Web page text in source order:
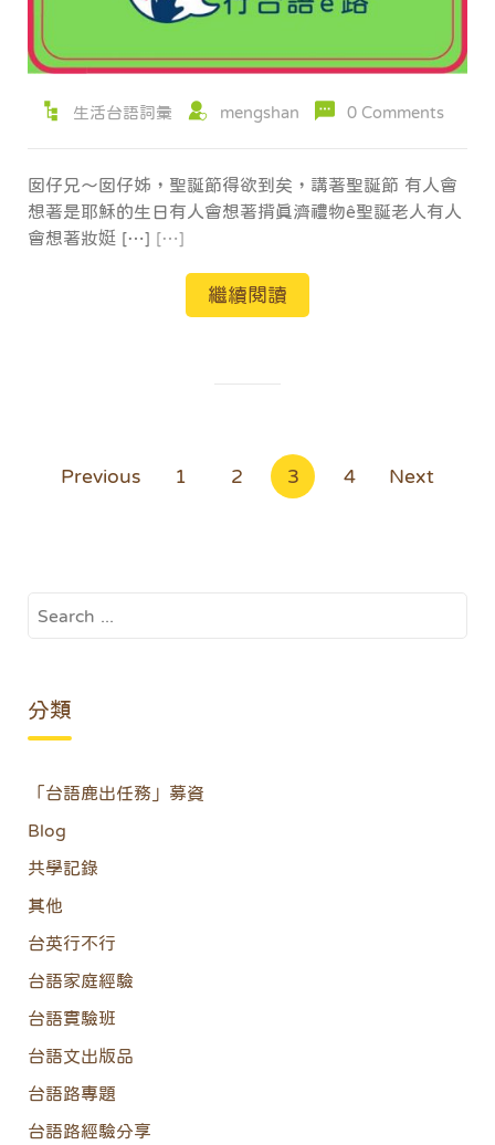
生活台語詞彙 mengshan 0 Comments
囡仔兄～囡仔姊，聖誕節得欲到矣，講著聖誕節 有人會
想著是耶穌的生日有人會想著揹真濟禮物ê聖誕老人有人
會想著妝娗 […] […]
繼續閱讀
Previous 1 2 3 4 Next
分類
「台語鹿出任務」募資
Blog
共學記錄
其他
台英行不行
台語家庭經驗
台語實驗班
台語文出版品
台語路專題
台語路經驗分享